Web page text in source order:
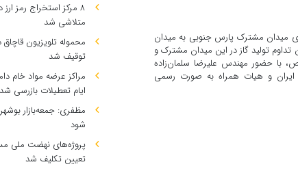
میدان مشترک پارس جنوبی به میدان
تولید گاز در این میدان مشترک و
با حضور مهندس علیرضا سلمان‌‏زاده
و هیات همراه به صورت رسمی
۸ مرکز استخراج رمز
متلاشی شد
محموله تلویزيون قاچاق
توقیف شد
مراکز عرضه مواد خام
ایام تعطیلات بازرسی
مظفری: جمعه‌بازار
شود
پروژه‌های نهضت ملی
تعیین تکلیف شد